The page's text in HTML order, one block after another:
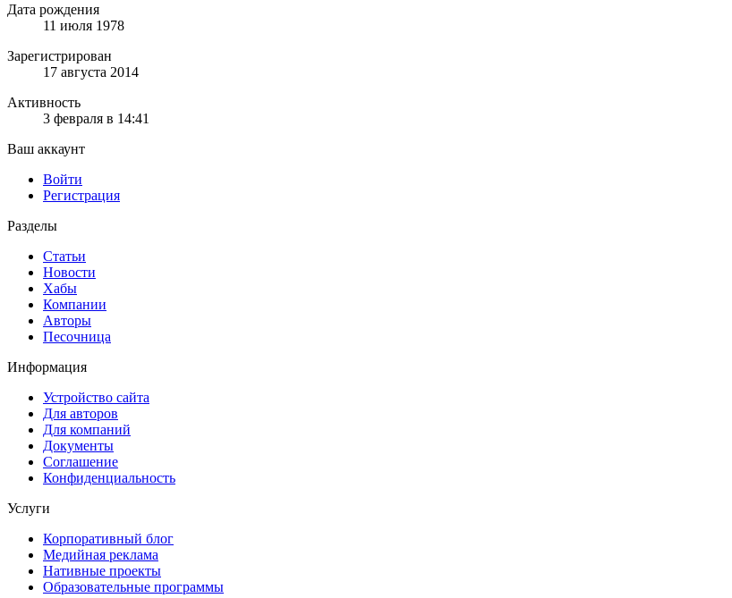
Дата рождения
11 июля 1978
Зарегистрирован
17 августа 2014
Активность
3 февраля в 14:41
Ваш аккаунт
Войти
Регистрация
Разделы
Статьи
Новости
Хабы
Компании
Авторы
Песочница
Информация
Устройство сайта
Для авторов
Для компаний
Документы
Соглашение
Конфиденциальность
Услуги
Корпоративный блог
Медийная реклама
Нативные проекты
Образовательные программы